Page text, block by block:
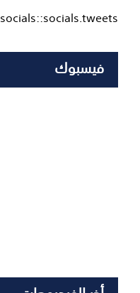
socials::socials.tweets
فيسبوك